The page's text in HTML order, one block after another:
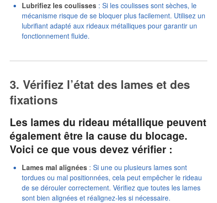
Lubrifiez les coulisses : Si les coulisses sont sèches, le
mécanisme risque de se bloquer plus facilement. Utilisez un
lubrifiant adapté aux rideaux métalliques pour garantir un
fonctionnement fluide.
3. Vérifiez l’état des lames et des
fixations
Les lames du rideau métallique peuvent
également être la cause du blocage.
Voici ce que vous devez vérifier :
Lames mal alignées : Si une ou plusieurs lames sont
tordues ou mal positionnées, cela peut empêcher le rideau
de se dérouler correctement. Vérifiez que toutes les lames
sont bien alignées et réalignez-les si nécessaire.